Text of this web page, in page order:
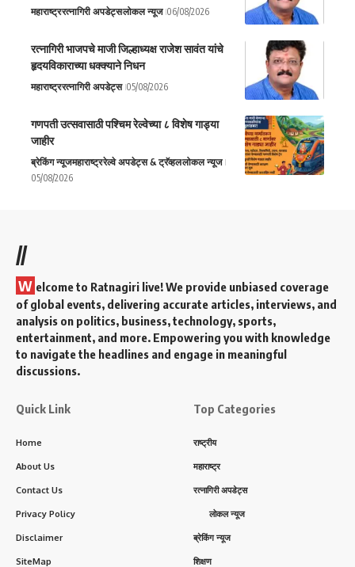
महाराष्ट्ररत्नागिरी अपडेट्सलोकल न्यूज 06/08/2026
रत्नागिरी भाजपचे माजी जिल्हाध्यक्ष राजेश सावंत यांचे
हृदयविकाराच्या धक्क्याने निधन
महाराष्ट्ररत्नागिरी अपडेट्स 05/08/2026
गणपती उत्सवासाठी पश्चिम रेल्वेच्या ८ विशेष गाड्या
जाहीर
ब्रेकिंग न्यूजमहाराष्ट्ररेल्वे अपडेट्स & ट्रॅव्हललोकल न्यूज
05/08/2026
//
W elcome to Ratnagiri live! We provide unbiased coverage
of global events, delivering accurate articles, interviews, and
analysis on politics, business, technology, sports,
entertainment, and more. Empowering you with knowledge
to navigate the headlines and engage in meaningful
discussions.
Quick Link
Home
About Us
Contact Us
Privacy Policy
Disclaimer
SiteMap
Top Categories
राष्ट्रीय
महाराष्ट्र
रत्नागिरी अपडेट्स
लोकल न्यूज
ब्रेकिंग न्यूज
शिक्षण